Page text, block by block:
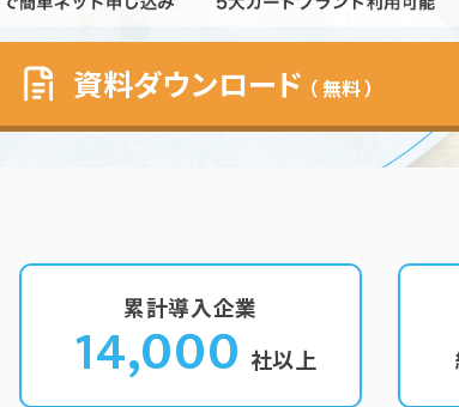
資料ダウンロード （ 無料 ）
累計導入企業
14,000 社以上